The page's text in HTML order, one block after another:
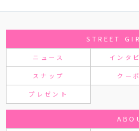
STREET
ニュース インタ
スナップ クー
プレゼント